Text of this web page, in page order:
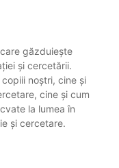
găzduiește
și cercetării.
noștri, cine și
cine și cum
la lumea în
și cercetare.